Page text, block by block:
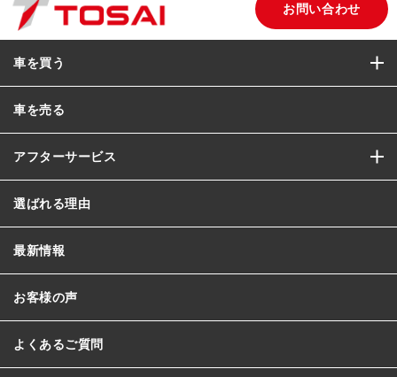
お問い合わせ
車を買う
車を売る
アフターサービス
選ばれる理由
最新情報
お客様の声
よくあるご質問